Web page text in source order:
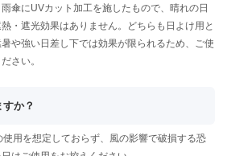
傘にUVカット加工を施したもので、晴れの日
・遮光効果はありません。どちらも日よけ用と
や強い日差し下では効果が限られるため、ご使
さい。
か？
用を想定しておらず、風の影響で破損する恐